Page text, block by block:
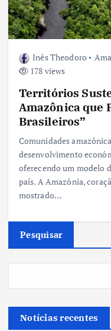
Inês Theodoro
178 views
Territórios
Amazônica que
Brasileiros”
Comunidades
desenvolvimento
oferecendo um modelo
país. A Amazônia,
mostrado…
Pesquisar
Notícias recentes